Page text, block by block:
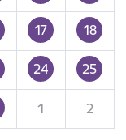
17 18
24 25
1 2